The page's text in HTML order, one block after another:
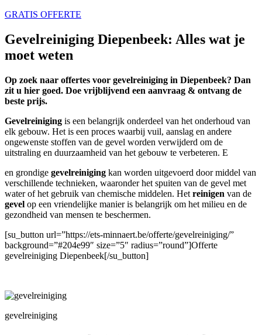
GRATIS OFFERTE
Gevelreiniging Diepenbeek: Alles wat je
moet weten
Op zoek naar offertes voor gevelreiniging in Diepenbeek? Dan
zit u hier goed. Doe vrijblijvend een aanvraag & ontvang de
beste prijs.
Gevelreiniging is een belangrijk onderdeel van het onderhoud van
elk gebouw. Het is een proces waarbij vuil, aanslag en andere
ongewenste stoffen van de gevel worden verwijderd om de
uitstraling en duurzaamheid van het gebouw te verbeteren. E
en grondige gevelreiniging kan worden uitgevoerd door middel van
verschillende technieken, waaronder het spuiten van de gevel met
water of het gebruik van chemische middelen. Het reinigen van de
gevel op een vriendelijke manier is belangrijk om het milieu en de
gezondheid van mensen te beschermen.
[su_button url=”https://ets-minnaert.be/offerte/gevelreiniging/”
background=”#204e99″ size=”5″ radius=”round”]Offerte
gevelreiniging Diepenbeek[/su_button]
gevelreiniging